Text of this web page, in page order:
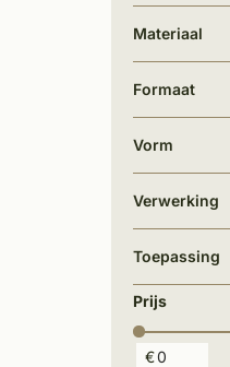
Materiaal
Formaat
Vorm
Verwerking
Toepassing
Prijs
€